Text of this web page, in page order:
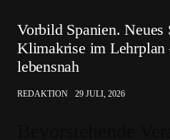
Vorbild Spanien. Neues
Klimakrise im Lehrplan
lebensnah
REDAKTION 29 JULI, 2026